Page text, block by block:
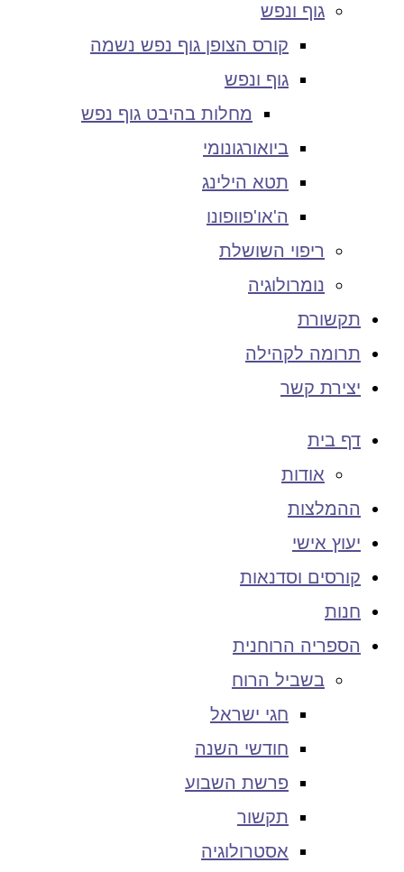
גוף ונפש
קורס הצופן גוף נפש נשמה
גוף ונפש
מחלות בהיבט גוף נפש
ביואורגונומי
תטא הילינג
ה'או'פוופונו
ריפוי השושלת
נומרולוגיה
תקשורת
תרומה לקהילה
יצירת קשר
דף בית
אודות
ההמלצות
יעוץ אישי
קורסים וסדנאות
חנות
הספריה הרוחנית
בשביל הרוח
חגי ישראל
חודשי השנה
פרשת השבוע
תקשור
אסטרולוגיה